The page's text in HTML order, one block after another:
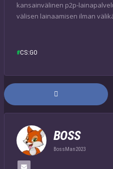
kansainvälinen p2p-
välisen lainaamisen ilman
CS:GO
BOSS
BossMan2023